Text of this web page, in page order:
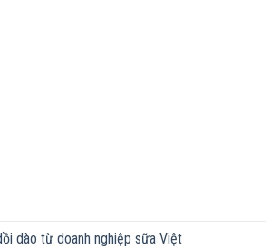
dào từ doanh nghiệp sữa Việt